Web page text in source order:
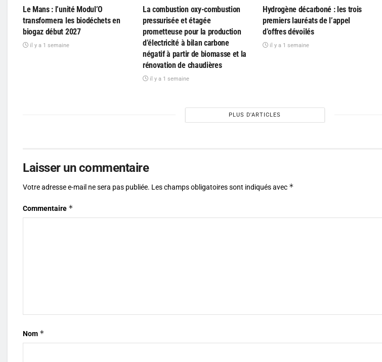
Le Mans : l’unité Modul’O
transformera les biodéchets en
biogaz début 2027
il y a 1 semaine
La combustion oxy-combustion
pressurisée et étagée
prometteuse pour la production
d’électricité à bilan carbone
négatif à partir de biomasse et la
rénovation de chaudières
il y a 1 semaine
Hydrogène décarboné : les trois
premiers lauréats de l’appel
d’offres dévoilés
il y a 1 semaine
PLUS D'ARTICLES
Laisser un commentaire
Votre adresse e-mail ne sera pas publiée. Les champs obligatoires sont indiqués avec *
Commentaire *
Nom *